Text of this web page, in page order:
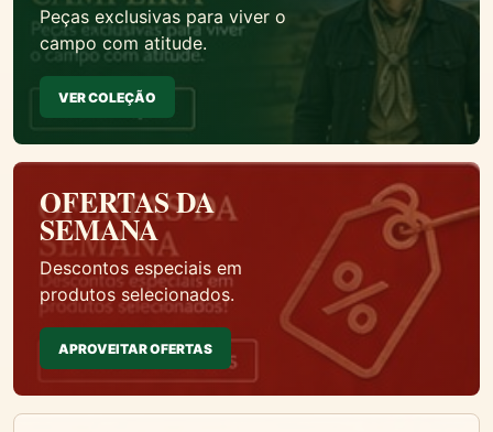
Peças exclusivas para viver o
campo com atitude.
VER COLEÇÃO
OFERTAS DA
SEMANA
Descontos especiais em
produtos selecionados.
APROVEITAR OFERTAS